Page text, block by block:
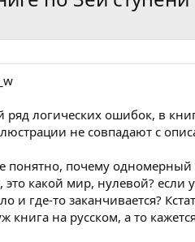
логических ошибок, в
не совпадают с
понятно, почему
это какой мир, нулевой?
и где-то заканчивается?
книга на русском, а то